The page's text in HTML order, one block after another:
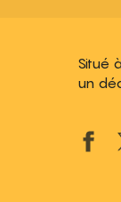
Situé
un